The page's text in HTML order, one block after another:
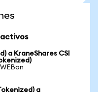
activos
a KraneShares CSI
a